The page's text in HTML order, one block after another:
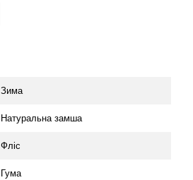
Зима
Натуральна замша
Фліс
Гума